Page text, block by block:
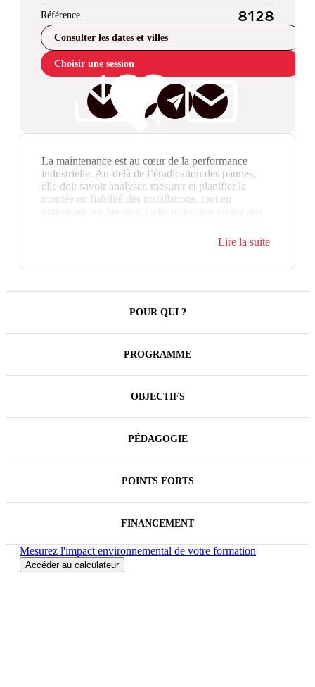
Référence 8128
Consulter les dates et villes
Choisir une session
La maintenance est au cœur de la performance
industrielle. Au-delà de l’éradication des pannes,
elle doit savoir analyser, mesurer et planifier la
montée en fiabilité des installations, tout en
Lire la suite
POUR QUI ?
PROGRAMME
OBJECTIFS
PÉDAGOGIE
POINTS FORTS
FINANCEMENT
Mesurez l'impact environnemental de votre formation
Accéder au calculateur